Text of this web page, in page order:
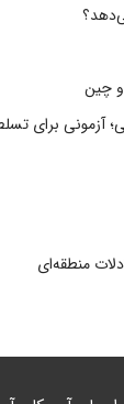
و چین
آزمونی برای
منطقه‌ای